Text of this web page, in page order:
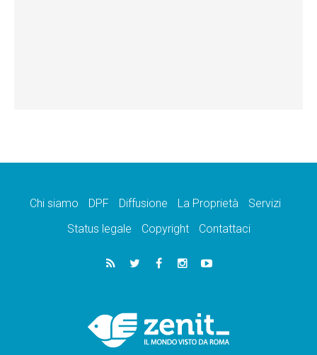
Chi siamo DPF Diffusione La Proprietà
Servizi
Status legale
Copyright Contattaci